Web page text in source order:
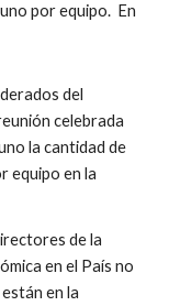
por equipo.  En
del
celebrada
la cantidad de
equipo en la
de la
en el País no
en la